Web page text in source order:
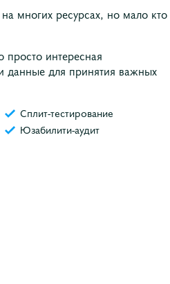
многих ресурсах, но мало кто
просто интересная
данные для принятия важных
Сплит-тестирование
Юзабилити-аудит